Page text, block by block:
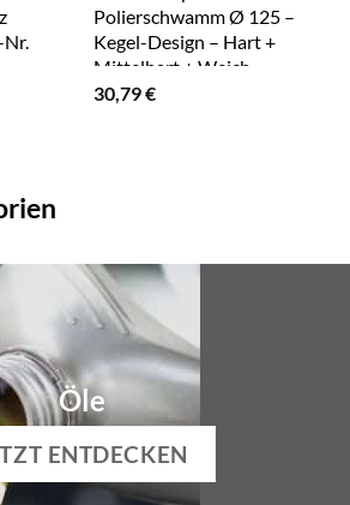
Polierschwamm Ø 125 –
Kegel-Design – Hart +
Mittelhart + Weich
[Hersteller-Nr. 40978583]
30,79€
Öle
ENTDECKEN